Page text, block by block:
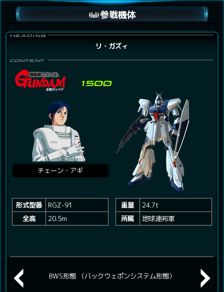
参戦機体
リ・ガズィ
チェーン・アギ
形式型番
RGZ-91
全高
20.5m
重量
24.7t
所属
地球連邦軍
BWS形態 （バックウェポンシステム形態）